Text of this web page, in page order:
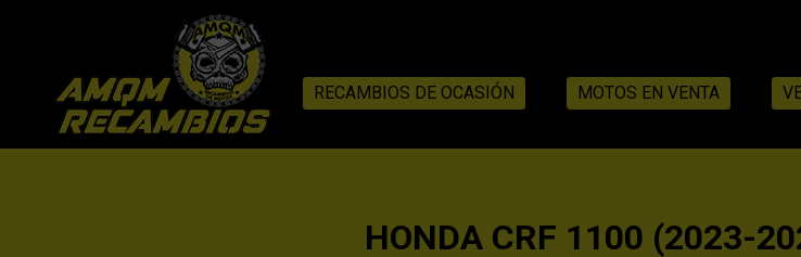
RECAMBIOS DE OCASIÓN MOTOS EN VENTA
HONDA CRF 1100 (2023-